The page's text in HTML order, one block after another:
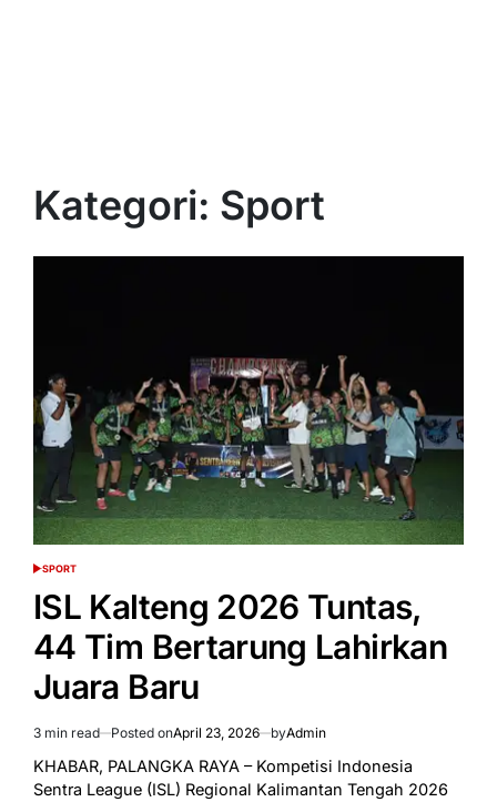
Kategori: Sport
POSTED
SPORT
ISL Kalteng 2026 Tuntas,
44 Tim Bertarung Lahirkan
Juara Baru
Estimated
read
time
3 min read Posted onApril 23, 2026 byAdmin
KHABAR, PALANGKA RAYA – Kompetisi Indonesia
Sentra League (ISL) Regional Kalimantan Tengah 2026